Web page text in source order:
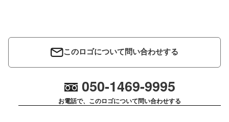
このロゴについて問い合わせする
050-1469-9995
お電話で、このロゴについて問い合わせする